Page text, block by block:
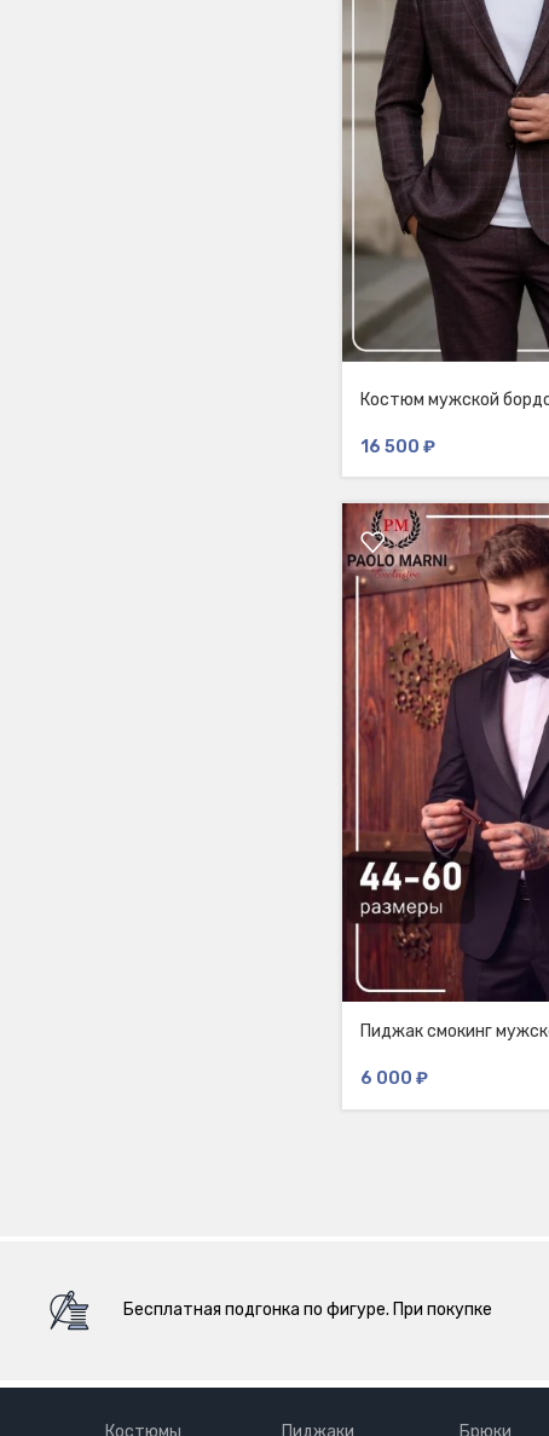
Костюм мужской
16 500 ₽
Пиджак смокинг
6 000 ₽
Бесплатная подгонка по фигуре. При покупке
Костюмы Пиджаки Брюки